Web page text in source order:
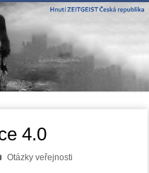
4.0
Otázky veřejnosti